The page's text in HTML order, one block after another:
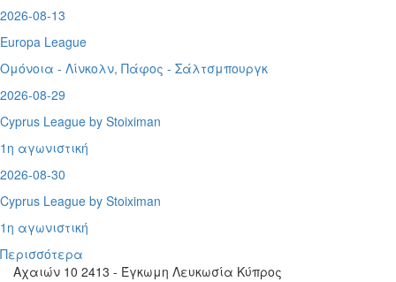
2026-08-13
Europa League
Ομόνοια - Λίνκολν, Πάφος - Σάλτσμπουργκ
2026-08-29
Cyprus League by Stoiximan
1η αγωνιστική
2026-08-30
Cyprus League by Stoiximan
1η αγωνιστική
Περισσότερα
Αχαιών 10 2413 - Έγκωμη Λευκωσία Κύπρος